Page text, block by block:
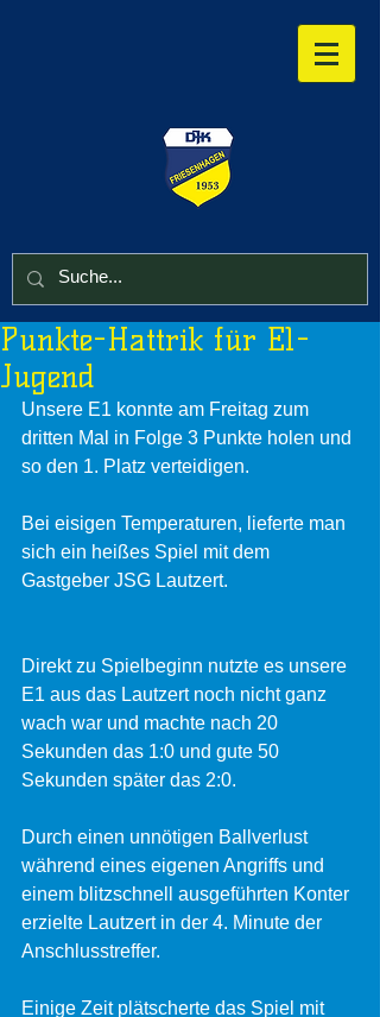
Punkte-Hattrik für E1-
Jugend
Unsere E1 konnte am Freitag zum
dritten Mal in Folge 3 Punkte holen und
so den 1. Platz verteidigen.
Bei eisigen Temperaturen, lieferte man
sich ein heißes Spiel mit dem
Gastgeber JSG Lautzert.
Direkt zu Spielbeginn nutzte es unsere
E1 aus das Lautzert noch nicht ganz
wach war und machte nach 20
Sekunden das 1:0 und gute 50
Sekunden später das 2:0.
Durch einen unnötigen Ballverlust
während eines eigenen Angriffs und
einem blitzschnell ausgeführten Konter
erzielte Lautzert in der 4. Minute der
Anschlusstreffer.
Einige Zeit plätscherte das Spiel mit